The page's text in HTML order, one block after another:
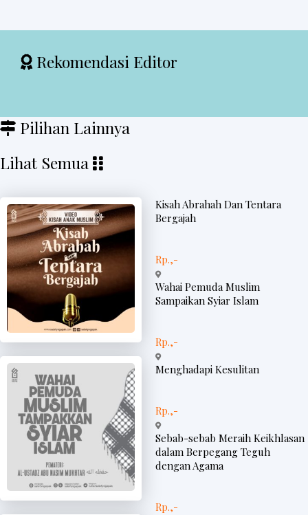
Rekomendasi Editor
Pilihan Lainnya
Lihat Semua
Kisah Abrahah Dan Tentara
Bergajah
Rp.,-
Wahai Pemuda Muslim
Sampaikan Syiar Islam
Rp.,-
Menghadapi Kesulitan
Rp.,-
Sebab-sebab Meraih Keikhlasan
dalam Berpegang Teguh
dengan Agama
Rp.,-